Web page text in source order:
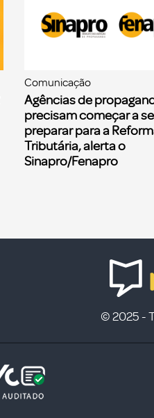
Comunicação
Agências de
precisam começar a se
preparar para a
Tributária, alerta o
Sinapro/Fenapro
© 2025 -